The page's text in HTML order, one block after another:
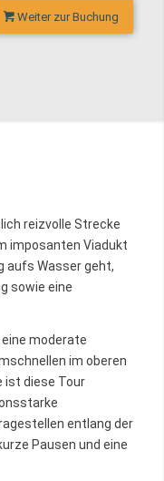
Weiter zur Buchung
reizvolle Strecke
imposanten Viadukt
aufs Wasser geht,
sowie eine
moderate
im oberen
ist diese Tour
entlang der
Pausen und eine